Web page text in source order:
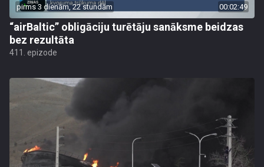
pirms 3 dienām, 22 stundām 00:02:49
“airBaltic” obligāciju turētāju sanāksme beidzas
bez rezultāta
411. epizode